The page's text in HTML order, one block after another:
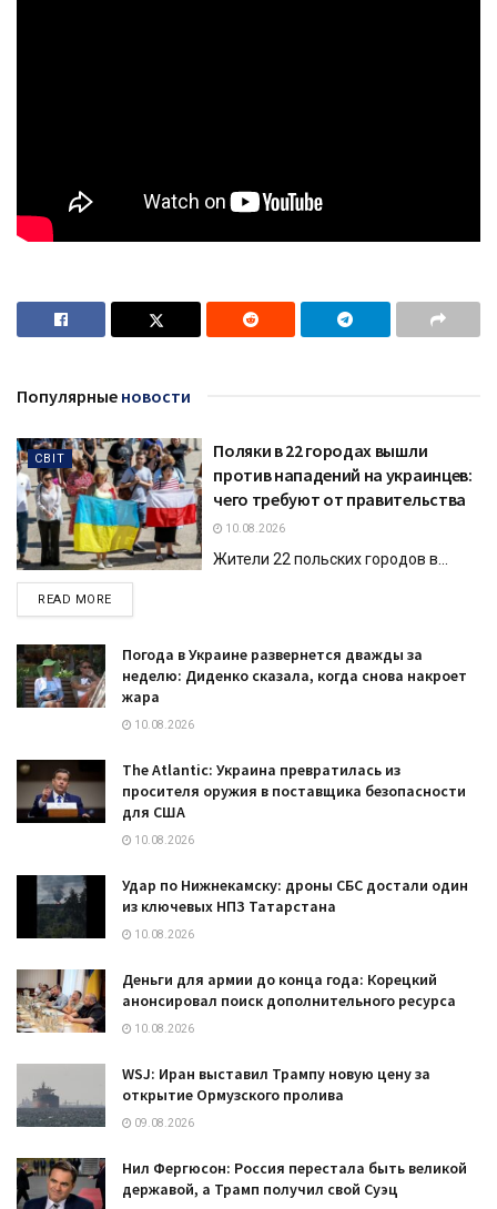
Популярные новости
СВІТ
Поляки в 22 городах вышли
против нападений на украинцев:
чего требуют от правительства
10.08.2026
Жители 22 польских городов в...
READ MOREDETAILS
Погода в Украине развернется дважды за
неделю: Диденко сказала, когда снова накроет
жара
10.08.2026
The Atlantic: Украина превратилась из
просителя оружия в поставщика безопасности
для США
10.08.2026
Удар по Нижнекамску: дроны СБС достали один
из ключевых НПЗ Татарстана
10.08.2026
Деньги для армии до конца года: Корецкий
анонсировал поиск дополнительного ресурса
10.08.2026
WSJ: Иран выставил Трампу новую цену за
открытие Ормузского пролива
09.08.2026
Нил Фергюсон: Россия перестала быть великой
державой, а Трамп получил свой Суэц